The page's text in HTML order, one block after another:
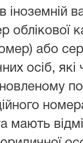
іноземній
облікової
або
осіб, які
мають